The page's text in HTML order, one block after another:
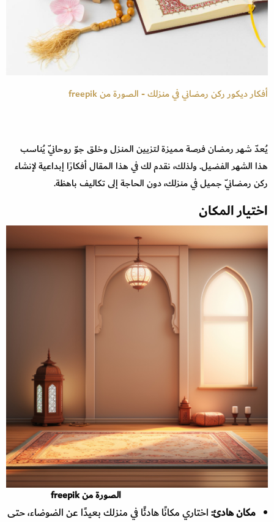
أفكار ديكور ركن رمضاني في منزلك - الصورة من freepik
يُعدّ شهر رمضان فرصة مميزة لتزيين المنزل وخلق جوّ روحانيّ يُناسب
هذا الشهر الفضيل. ولذلك، نقدم لك في هذا المقال أفكارًا إبداعية لإنشاء
ركن رمضانيّ جميل في منزلك، دون الحاجة إلى تكاليف باهظة.
اختيار المكان
الصورة من freepik
مكان هادئ:اختاري مكانًا هادئًا في منزلك بعيدًا عن الضوضاء، حتى